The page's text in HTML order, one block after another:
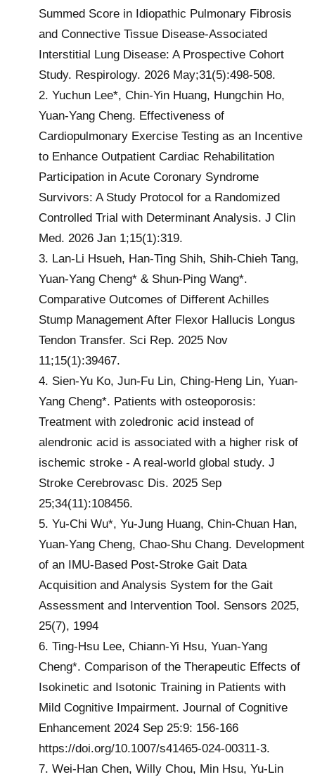
Summed Score in Idiopathic Pulmonary Fibrosis
and Connective Tissue Disease-Associated
Interstitial Lung Disease: A Prospective Cohort
Study. Respirology. 2026 May;31(5):498-508.
2. Yuchun Lee*, Chin-Yin Huang, Hungchin Ho,
Yuan-Yang Cheng. Effectiveness of
Cardiopulmonary Exercise Testing as an Incentive
to Enhance Outpatient Cardiac Rehabilitation
Participation in Acute Coronary Syndrome
Survivors: A Study Protocol for a Randomized
Controlled Trial with Determinant Analysis. J Clin
Med. 2026 Jan 1;15(1):319.
3. Lan-Li Hsueh, Han-Ting Shih, Shih-Chieh Tang,
Yuan-Yang Cheng* & Shun-Ping Wang*.
Comparative Outcomes of Different Achilles
Stump Management After Flexor Hallucis Longus
Tendon Transfer. Sci Rep. 2025 Nov
11;15(1):39467.
4. Sien-Yu Ko, Jun-Fu Lin, Ching-Heng Lin, Yuan-
Yang Cheng*. Patients with osteoporosis:
Treatment with zoledronic acid instead of
alendronic acid is associated with a higher risk of
ischemic stroke - A real-world global study. J
Stroke Cerebrovasc Dis. 2025 Sep
25;34(11):108456.
5. Yu-Chi Wu*, Yu-Jung Huang, Chin-Chuan Han,
Yuan-Yang Cheng, Chao-Shu Chang. Development
of an IMU-Based Post-Stroke Gait Data
Acquisition and Analysis System for the Gait
Assessment and Intervention Tool. Sensors 2025,
25(7), 1994
6. Ting-Hsu Lee, Chiann-Yi Hsu, Yuan-Yang
Cheng*. Comparison of the Therapeutic Effects of
Isokinetic and Isotonic Training in Patients with
Mild Cognitive Impairment. Journal of Cognitive
Enhancement 2024 Sep 25:9: 156-166
https://doi.org/10.1007/s41465-024-00311-3.
7. Wei-Han Chen, Willy Chou, Min Hsu, Yu-Lin